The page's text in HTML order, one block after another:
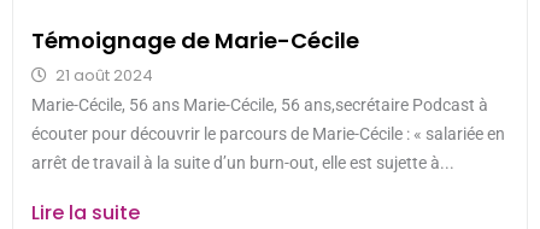
Témoignage de Marie-Cécile
21 août 2024
Marie-Cécile, 56 ans Marie-Cécile, 56 ans,secrétaire Podcast à
écouter pour découvrir le parcours de Marie-Cécile : « salariée en
arrêt de travail à la suite d’un burn-out, elle est sujette à...
Lire la suite